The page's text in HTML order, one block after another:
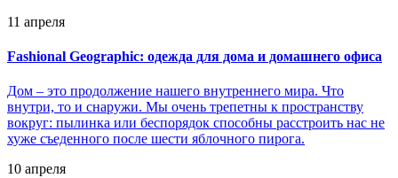
11 апреля
Fashional Geographic: одежда для дома и домашнего офиса
Дом – это продолжение нашего внутреннего мира. Что
внутри, то и снаружи. Мы очень трепетны к пространству
вокруг: пылинка или беспорядок способны расстроить нас не
хуже съеденного после шести яблочного пирога.
10 апреля